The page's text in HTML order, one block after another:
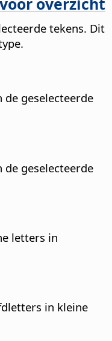
tekens. Dit
geselecteerde
geselecteerde
letters in
in kleine